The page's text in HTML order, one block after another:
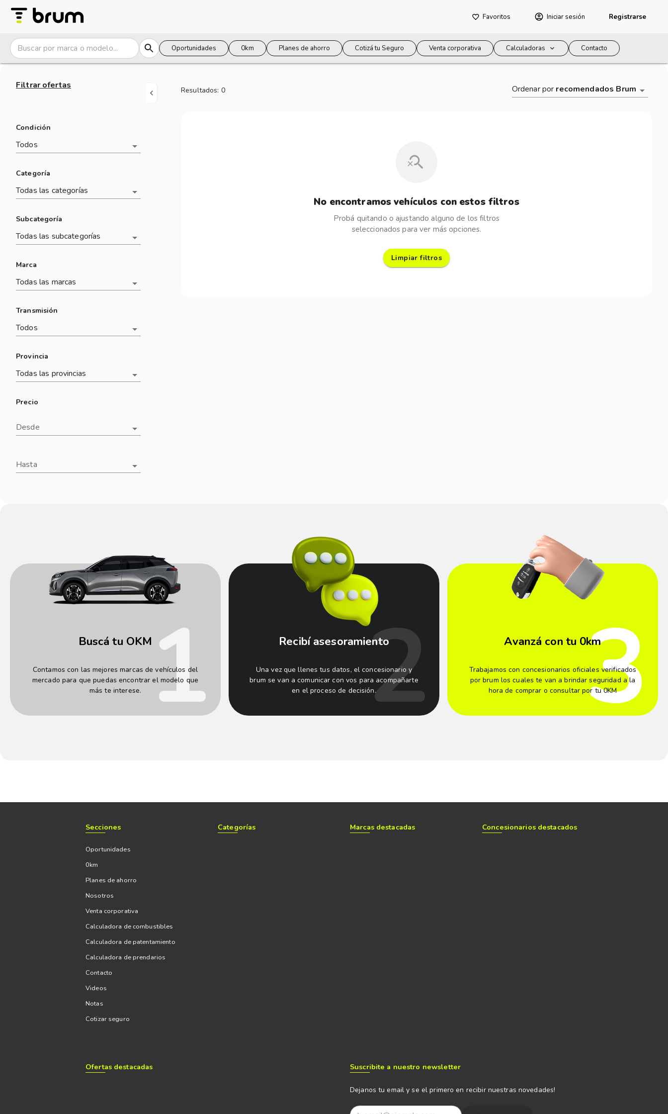
Favoritos Iniciar sesión Registrarse
Oportunidades 0km Planes de ahorro Cotizá tu Seguro Venta corporativa Calculadoras Contacto
Filtrar ofertas
Condición
Todos
Categoría
Todas las categorías
Subcategoría
Todas las subcategorías
Marca
Todas las marcas
Transmisión
Todos
Provincia
Todas las provincias
Precio
Desde
Hasta
Resultados: 0 Ordenar por recomendados Brum
No encontramos vehículos con estos filtros
Probá quitando o ajustando alguno de los filtros
seleccionados para ver más opciones.
Limpiar filtros
1
Buscá tu OKM
Contamos con las mejores marcas de vehículos del
mercado para que puedas encontrar el modelo que
más te interese.
2
Recibí asesoramiento
Una vez que llenes tus datos, el concesionario y
brum se van a comunicar con vos para acompañarte
en el proceso de decisión.
3
Avanzá con tu 0km
Trabajamos con concesionarios oficiales verificados
por brum los cuales te van a brindar seguridad a la
hora de comprar o consultar por tu 0KM
Secciones
Oportunidades
0km
Planes de ahorro
Nosotros
Venta corporativa
Calculadora de combustibles
Calculadora de patentamiento
Calculadora de prendarios
Contacto
Videos
Notas
Cotizar seguro
Categorías Marcas destacadas Concesionarios destacados
Ofertas destacadas Suscribite a nuestro newsletter
Dejanos tu email y se el primero en recibir nuestras novedades!